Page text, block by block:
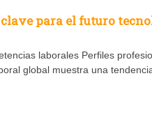
para el futuro
laborales Perfiles
global muestra una